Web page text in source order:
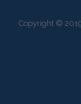
Copyright ©